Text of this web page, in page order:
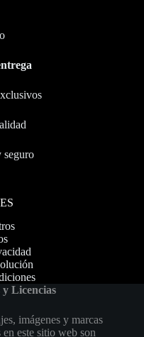
seguro
Licencias
imágenes y marcas
en este sitio web son